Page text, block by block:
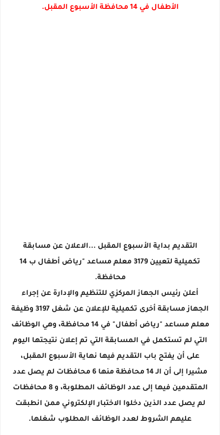
الأطفال في 14 محافظة الأسبوع المقبل.
التقديم بداية الأسبوع المقبل ...الاعلان عن مسابقة
تكميلية لتعيين 3179 معلم مساعد "رياض أطفال ب 14
محافظة.
أعلن رئيس الجهاز المركزي للتنظيم والإدارة عن إجراء
الجهاز مسابقة أخرى تكميلية للإعلان عن شغل 3197 وظيفة
معلم مساعد "رياض أطفال" في 14 محافظة، وهي الوظائف
التي لم تستكمل في المسابقة التي تم إعلان نتيجتها اليوم
على أن يفتح باب التقديم فيها نهاية الأسبوع المقبل،
مشيرا إلى أن الـ 14 محافظة منها 6 محافظات لم يصل عدد
المتقدمين فيها إلى عدد الوظائف المطلوبة، و 8 محافظات
لم يصل عدد الذين دخلوا الاختبار الإلكتروني ممن انطبقت
عليهم الشروط لعدد الوظائف المطلوب شغلها.